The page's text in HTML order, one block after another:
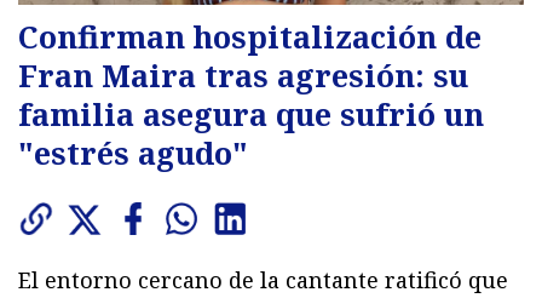
Confirman hospitalización de
Fran Maira tras agresión: su
familia asegura que sufrió un
"estrés agudo"
El entorno cercano de la cantante ratificó que